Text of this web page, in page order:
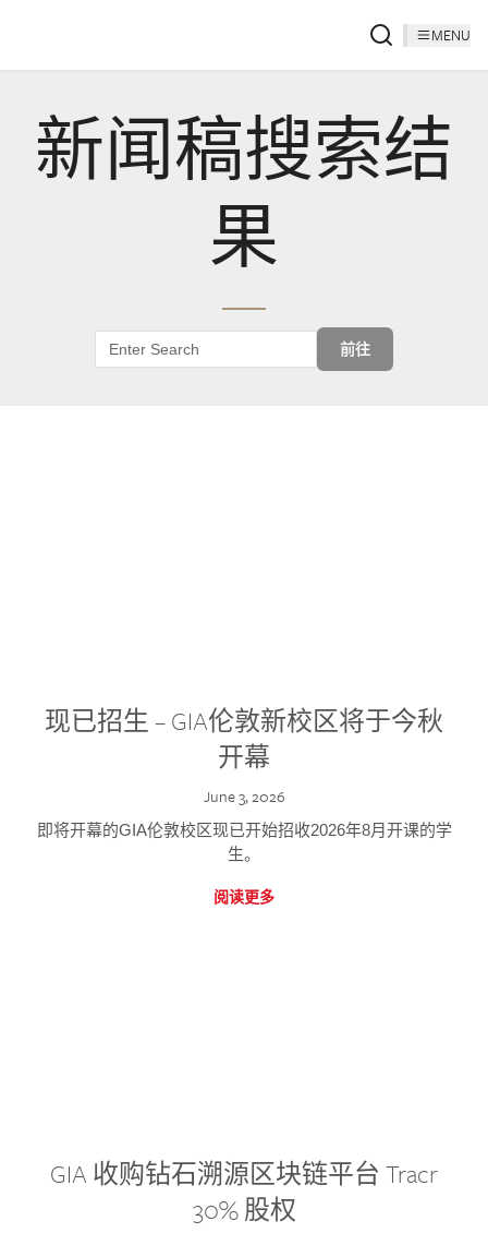
MENU
新闻稿搜索结
果
前往
现已招生 – GIA伦敦新校区将于今秋
开幕
June 3, 2026
即将开幕的GIA伦敦校区现已开始招收2026年8月开课的学
生。
阅读更多
GIA 收购钻石溯源区块链平台 Tracr
30% 股权